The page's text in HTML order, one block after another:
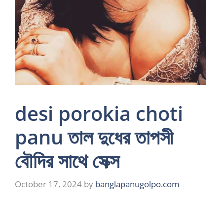
desi porokia choti
panu তাল দুধের তাপসী
বৌদির সাথে সেক্স
October 17, 2024 by banglapanugolpo.com